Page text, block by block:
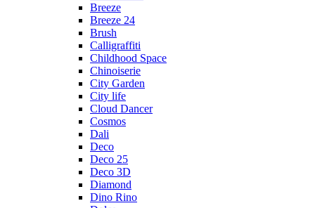
Breeze
Breeze 24
Brush
Calligraffiti
Childhood Space
Chinoiserie
City Garden
City life
Cloud Dancer
Cosmos
Dali
Deco
Deco 25
Deco 3D
Diamond
Dino Rino